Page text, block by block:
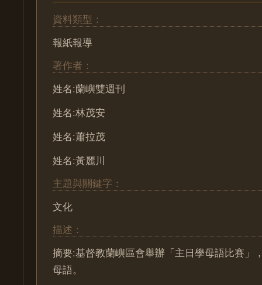
資料類型：
報紙報導
著作者：
姓名:蘭嶼雙週刊
姓名:林茂安
姓名:蕭拉茂
姓名:黃麗川
主題與關鍵字：
文化
描述：
摘要:基督教蘭嶼區會舉辦「主日學母語比賽」
母語。